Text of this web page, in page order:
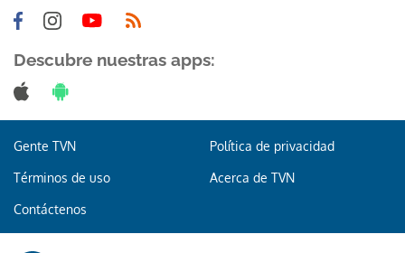
Descubre nuestras apps:
Gente TVN Política de privacidad
Términos de uso Acerca de TVN
Contáctenos